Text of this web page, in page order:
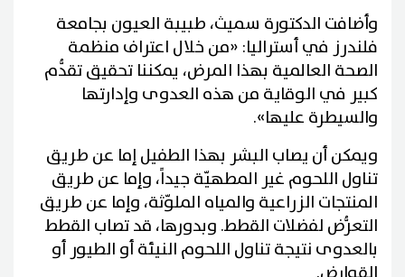
وأضافت الدكتورة سميث، طبيبة العيون بجامعة
فلندرز في أستراليا: «من خلال اعتراف منظمة
الصحة العالمية بهذا المرض، يمكننا تحقيق تقدُّم
كبير في الوقاية من هذه العدوى وإدارتها
والسيطرة عليها».
ويمكن أن يصاب البشر بهذا الطفيل إما عن طريق
تناول اللحوم غير المطهيّة جيداً، وإما عن طريق
المنتجات الزراعية والمياه الملوّثة، وإما عن طريق
التعرُّض لفضلات القطط. وبدورها، قد تصاب القطط
بالعدوى نتيجة تناول اللحوم النيئة أو الطيور أو